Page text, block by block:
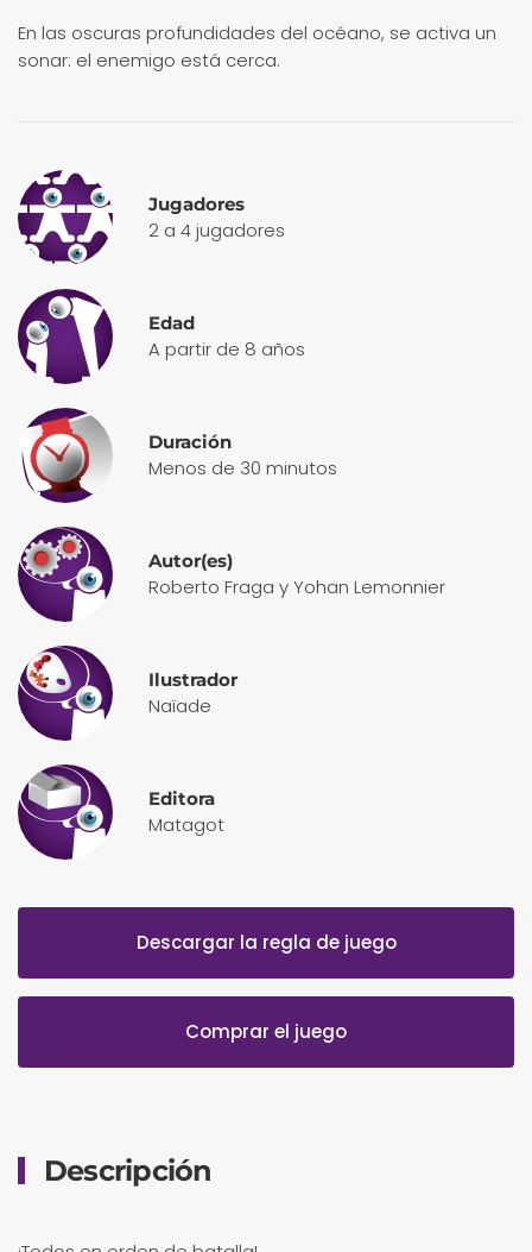
En las oscuras profundidades del océano, se activa un
sonar: el enemigo está cerca.
Jugadores
2 a 4 jugadores
Edad
A partir de 8 años
Duración
Menos de 30 minutos
Autor(es)
Roberto Fraga y Yohan Lemonnier
Ilustrador
Naïade
Editora
Matagot
Descargar la regla de juego
Comprar el juego
Descripción